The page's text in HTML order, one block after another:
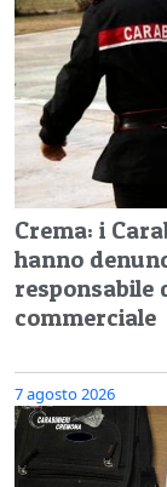
Crema: i
hanno
responsabile
commerciale
7 agosto 2026